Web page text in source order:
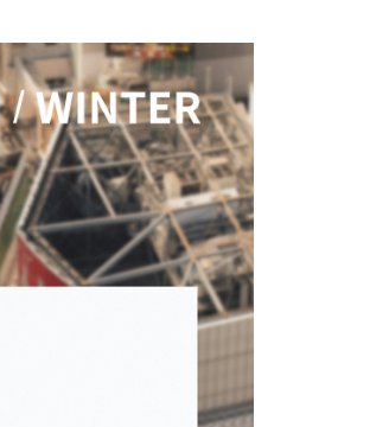
供之「AFTEE先享後付」服務完成之
個人資料，並將交易相關給付款項請
。
以下網址：
代理人或監護人之同意方可使用
辦者引起之損失，本公司不負相關責
依據個別帳號之用戶狀況，依本公司
有額度不足之情形，本公司將視審查
人資訊註冊。若發現惡意使用之情